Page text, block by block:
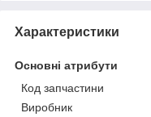
Характеристики
Основні атрибути
Код запчастини
Виробник